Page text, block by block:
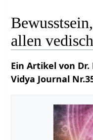
allen
Ein Artikel von Dr.
Vidya Journal